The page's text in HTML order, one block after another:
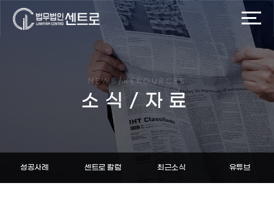
NEWS/RESOURCES
소식/자료
성공사례 센트로 칼럼 최근소식 유튜브